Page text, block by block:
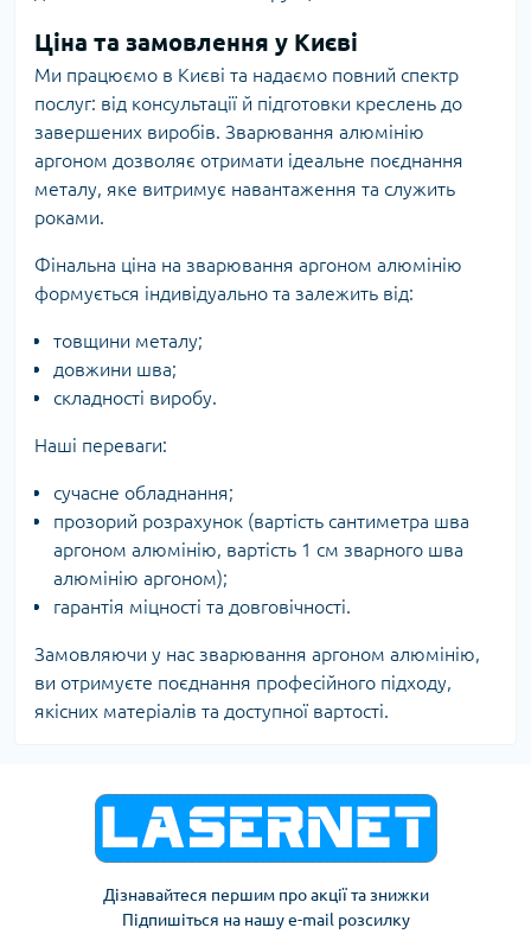
Ціна та замовлення у Києві
Ми працюємо в Києві та надаємо повний спектр
послуг: від консультації й підготовки креслень до
завершених виробів. Зварювання алюмінію
аргоном дозволяє отримати ідеальне поєднання
металу, яке витримує навантаження та служить
роками.
Фінальна ціна на зварювання аргоном алюмінію
формується індивідуально та залежить від:
товщини металу;
довжини шва;
складності виробу.
Наші переваги:
сучасне обладнання;
прозорий розрахунок (вартість сантиметра шва
аргоном алюмінію, вартість 1 см зварного шва
алюмінію аргоном);
гарантія міцності та довговічності.
Замовляючи у нас зварювання аргоном алюмінію,
ви отримуєте поєднання професійного підходу,
якісних матеріалів та доступної вартості.
Дізнавайтеся першим про акції та знижки
Підпишіться на нашу e-mail розсилку